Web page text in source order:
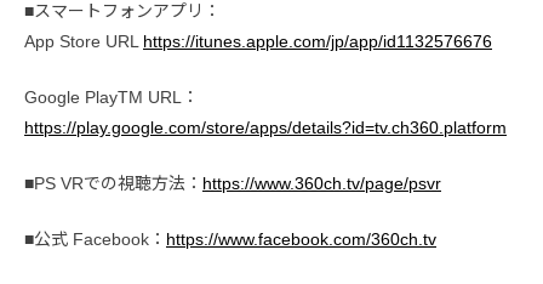
■スマートフォンアプリ：
App Store URL https://itunes.apple.com/jp/app/id1132576676
Google PlayTM URL：
https://play.google.com/store/apps/details?id=tv.ch360.platform
■PS VRでの視聴方法： https://www.360ch.tv/page/psvr
■公式 Facebook： https://www.facebook.com/360ch.tv